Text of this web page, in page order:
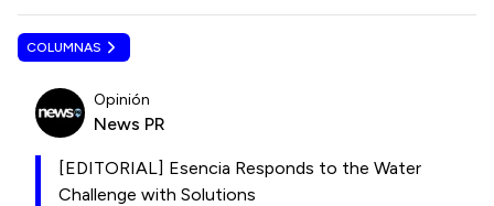
COLUMNAS
Opinión
News PR
[EDITORIAL] Esencia Responds to the Water
Challenge with Solutions